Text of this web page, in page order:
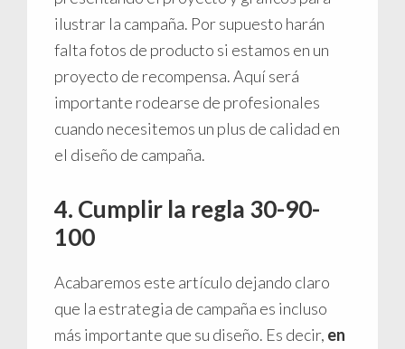
ilustrar la campaña. Por supuesto harán
falta fotos de producto si estamos en un
proyecto de recompensa. Aquí será
importante rodearse de profesionales
cuando necesitemos un plus de calidad en
el diseño de campaña.
4. Cumplir la regla 30-90-
100
Acabaremos este artículo dejando claro
que la estrategia de campaña es incluso
más importante que su diseño. Es decir, en